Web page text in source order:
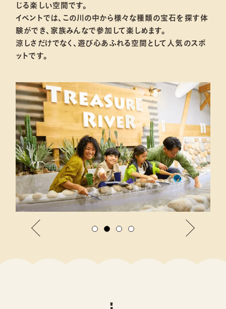
じる楽しい空間です。
イベントでは、この川の中から様々な種類の宝石を探す体
験ができ、家族みんなで参加して楽しめます。
涼しさだけでなく、遊び心あふれる空間として人気のスポ
ットです。